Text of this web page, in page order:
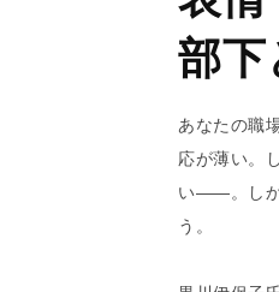
部下
あなたの職
応が薄い。
い――。しか
う。